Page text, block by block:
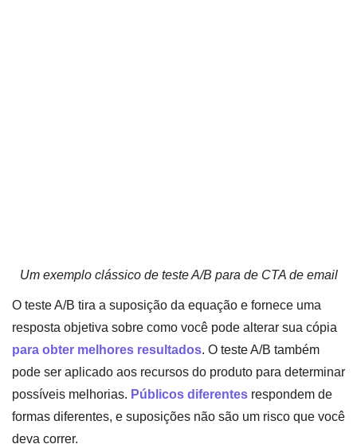
Um exemplo clássico de teste A/B para de CTA de email
O teste A/B tira a suposição da equação e fornece uma
resposta objetiva sobre como você pode alterar sua cópia
para obter melhores resultados. O teste A/B também
pode ser aplicado aos recursos do produto para determinar
possíveis melhorias. Públicos diferentes respondem de
formas diferentes, e suposições não são um risco que você
deva correr.